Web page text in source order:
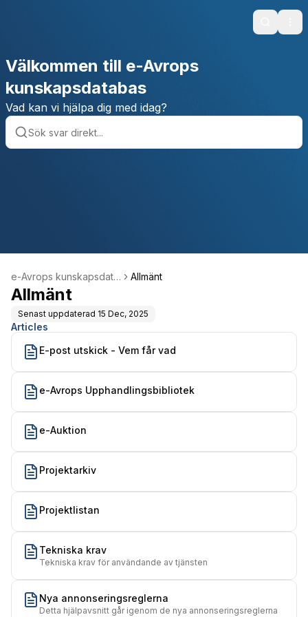
Search
Välkommen till e-Avrops
kunskapsdatabas
Vad kan vi hjälpa dig med idag?
e-Avrops kunskapsdata
bas
Allmänt
Allmänt
Senast uppdaterad 15 Dec, 2025
Articles
E-post utskick - Vem får vad
e-Avrops Upphandlingsbibliotek
e-Auktion
Projektarkiv
Projektlistan
Tekniska krav
Tekniska krav för användande av tjänsten
Nya annonseringsreglerna
Detta hjälpavsnitt går igenom de nya annonseringsreglerna